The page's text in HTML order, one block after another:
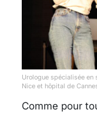
Urologue spécialisée en
Nice et hôpital de
Comme pour